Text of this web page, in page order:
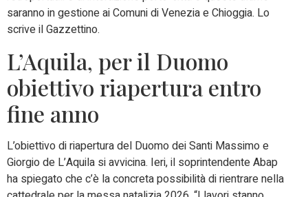
saranno in gestione ai Comuni di Venezia e Chioggia. Lo
scrive il Gazzettino.
L’Aquila, per il Duomo
obiettivo riapertura entro
fine anno
L’obiettivo di riapertura del Duomo dei Santi Massimo e
Giorgio de L’Aquila si avvicina. Ieri, il soprintendente Abap
ha spiegato che c’è la concreta possibilità di rientrare nella